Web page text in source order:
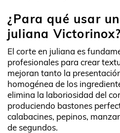
¿Para qué usar
juliana Victorinox?
El corte en juliana es
profesionales para crear
mejoran tanto la
homogénea de los
elimina la laboriosidad del
produciendo bastones
calabacines, pepinos,
de segundos.